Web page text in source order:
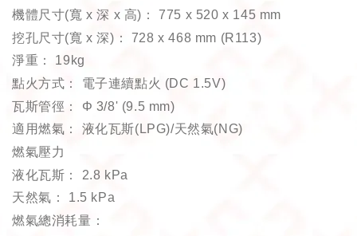
機體尺寸(寬 x深 x 高) ：
775 x 520 x 145 mm
挖孔尺寸(寬 x深) ：
728 x 468 mm (R113)
淨重 ：
19kg
點火方式 ： 電子連續點火 (DC 1.5V)
瓦斯管徑 ：
Φ 3/8' (9.5 mm)
適用燃氣 ： 液化瓦斯(LPG)/天然氣(NG)
燃氣壓力
液化瓦斯 ：
2.8 kPa
天然氣 ：
1.5 kPa
燃氣總消耗量 ：